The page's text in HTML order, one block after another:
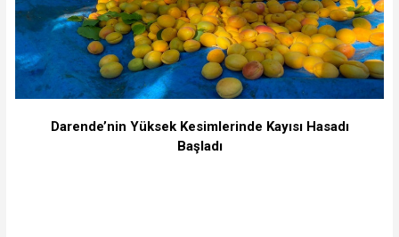
Darende’nin Yüksek Kesimlerinde Kayısı Hasadı
Başladı